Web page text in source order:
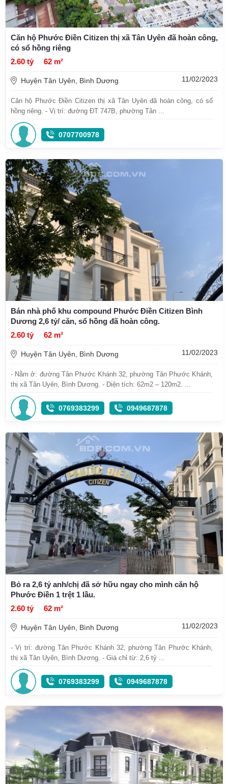
Căn hộ Phước Điền Citizen thị xã Tân Uyên đã hoàn công,
có sổ hồng riêng
2.60 tỷ
62 m²
Huyện Tân Uyên, Bình Dương 11/02/2023
Căn hộ Phước Điền Citizen thị xã Tân Uyên đã hoàn công, có sổ
hồng riêng. - Vị trí: đường ĐT 747B, phường Tân ...
0707700978
Bán nhà phố khu compound Phước Điền Citizen Bình
Dương 2,6 tỷ/ căn, sổ hồng đã hoàn công.
2.60 tỷ
62 m²
Huyện Tân Uyên, Bình Dương 11/02/2023
- Nằm ở: đường Tân Phước Khánh 32, phường Tân Phước Khánh,
thị xã Tân Uyên, Bình Dương. - Diện tích: 62m2 – 120m2. ...
0769383299 0949687878
Bỏ ra 2,6 tỷ anh/chị đã sở hữu ngay cho mình căn hộ
Phước Điền 1 trệt 1 lầu.
2.60 tỷ
62 m²
Huyện Tân Uyên, Bình Dương 11/02/2023
- Vị trí: đường Tân Phước Khánh 32, phường Tân Phước Khánh,
thị xã Tân Uyên, Bình Dương. - Giá chỉ từ: 2,6 tỷ ...
0769383299 0949687878